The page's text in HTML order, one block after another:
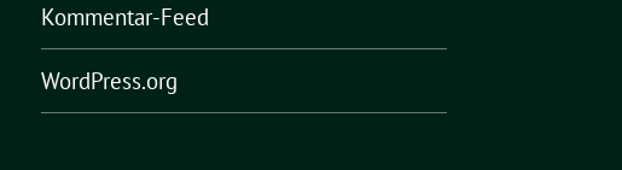
Kommentar-Feed
WordPress.org